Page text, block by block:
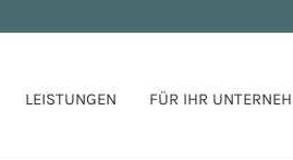
LEISTUNGEN FÜR IHR